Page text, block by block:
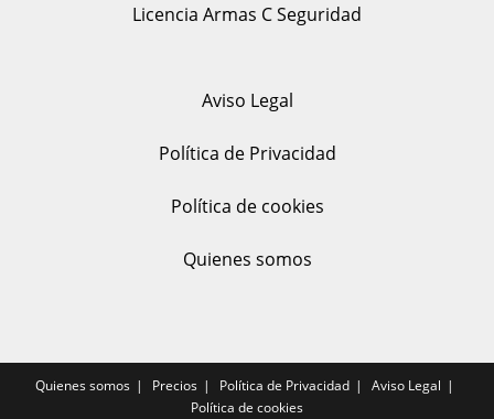
Licencia Armas C Seguridad
Aviso Legal
Política de Privacidad
Política de cookies
Quienes somos
Quienes somos Precios Política de Privacidad
Aviso Legal
Política de cookies